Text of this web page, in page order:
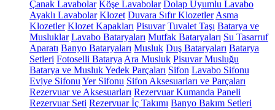
Çanak Lavabolar Köşe Lavabolar Dolap Uyumlu Lavabo
Ayaklı Lavabolar Klozet Duvara Sıfır Klozetler Asma
Klozetler Klozet Kapakları Pisuvar Tuvalet Taşı Batarya ve
Musluklar Lavabo Bataryaları Mutfak Bataryaları Su Tasarruf
Aparatı Banyo Bataryaları Musluk Duş Bataryaları Batarya
Setleri Fotoselli Batarya Ara Musluk Pisuvar Musluğu
Batarya ve Musluk Yedek Parçaları Sifon Lavabo Sifonu
Eviye Sifonu Yer Sifonu Sifon Aksesuarları ve Parçaları
Rezervuar ve Aksesuarları Rezervuar Kumanda Paneli
Rezervuar Seti Rezervuar İç Takımı Banyo Bakım Setleri